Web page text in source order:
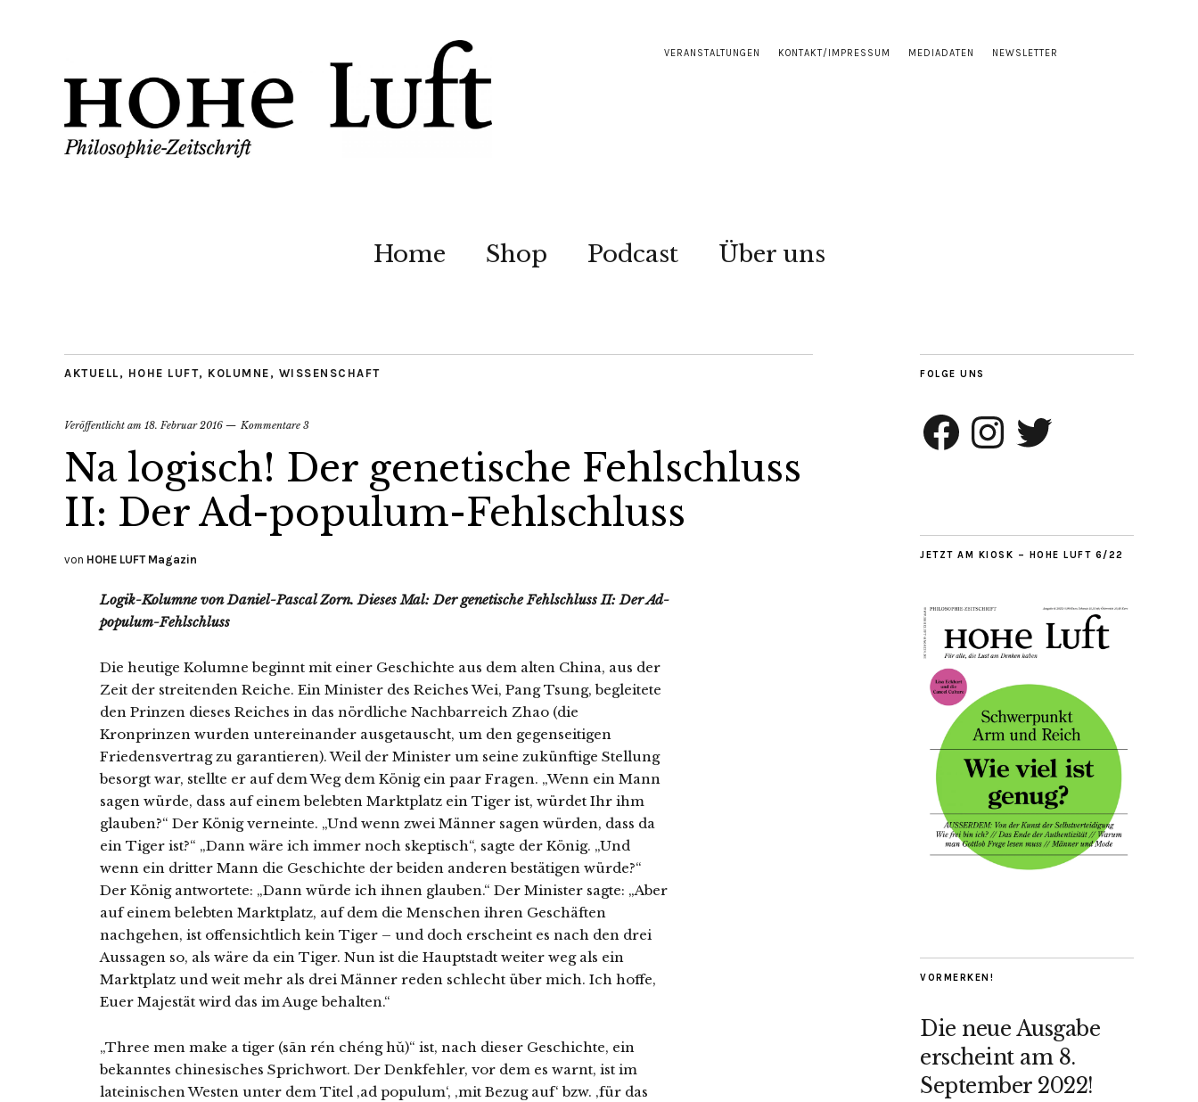
VERANSTALTUNGEN KONTAKT/IMPRESSUM MEDIADATEN NEWSLETTER
Home Shop Podcast Über uns
AKTUELL , HOHE LUFT, KOLUMNE , WISSENSCHAFT
Veröffentlicht am 18. Februar 2016 Kommentare 3
Na logisch! Der genetische Fehlschluss
II: Der Ad-populum-Fehlschluss
von HOHE LUFT Magazin
Logik-Kolumne von Daniel-Pascal Zorn. Dieses Mal: Der genetische Fehlschluss II: Der Ad-
populum-Fehlschluss
Die heutige Kolumne beginnt mit einer Geschichte aus dem alten China, aus der
Zeit der streitenden Reiche. Ein Minister des Reiches Wei, Pang Tsung, begleitete
den Prinzen dieses Reiches in das nördliche Nachbarreich Zhao (die
Kronprinzen wurden untereinander ausgetauscht, um den gegenseitigen
Friedensvertrag zu garantieren). Weil der Minister um seine zukünftige Stellung
besorgt war, stellte er auf dem Weg dem König ein paar Fragen. „Wenn ein Mann
sagen würde, dass auf einem belebten Marktplatz ein Tiger ist, würdet Ihr ihm
glauben?“ Der König verneinte. „Und wenn zwei Männer sagen würden, dass da
ein Tiger ist?“ „Dann wäre ich immer noch skeptisch“, sagte der König. „Und
wenn ein dritter Mann die Geschichte der beiden anderen bestätigen würde?“
Der König antwortete: „Dann würde ich ihnen glauben.“ Der Minister sagte: „Aber
auf einem belebten Marktplatz, auf dem die Menschen ihren Geschäften
nachgehen, ist offensichtlich kein Tiger – und doch erscheint es nach den drei
Aussagen so, als wäre da ein Tiger. Nun ist die Hauptstadt weiter weg als ein
Marktplatz und weit mehr als drei Männer reden schlecht über mich. Ich hoffe,
Euer Majestät wird das im Auge behalten.“
„Three men make a tiger (sān rén chéng hǔ)“ ist, nach dieser Geschichte, ein
bekanntes chinesisches Sprichwort. Der Denkfehler, vor dem es warnt, ist im
lateinischen Westen unter dem Titel ‚ad populum‘, ‚mit Bezug auf‘ bzw. ‚für das
FOLGE UNS
Facebook InstagramTwitter
JETZT AM KIOSK – HOHE LUFT 6/22
VORMERKEN!
Die neue Ausgabe
erscheint am 8.
September 2022!